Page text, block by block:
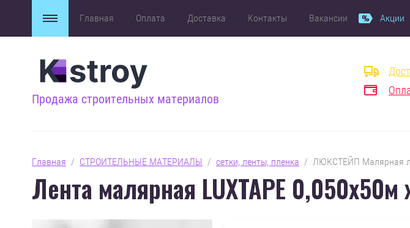
Главная Оплата Доставка Контакты Вакансии Акции
Продажа строительных материалов
Главная
  /
СТРОИТЕЛЬНЫЕ МАТЕРИАЛЫ
  /
сетки, ленты, пленка
/  ЛЮКСТЕЙП Малярная
Лента малярная LUXTAPE 0,050х50м